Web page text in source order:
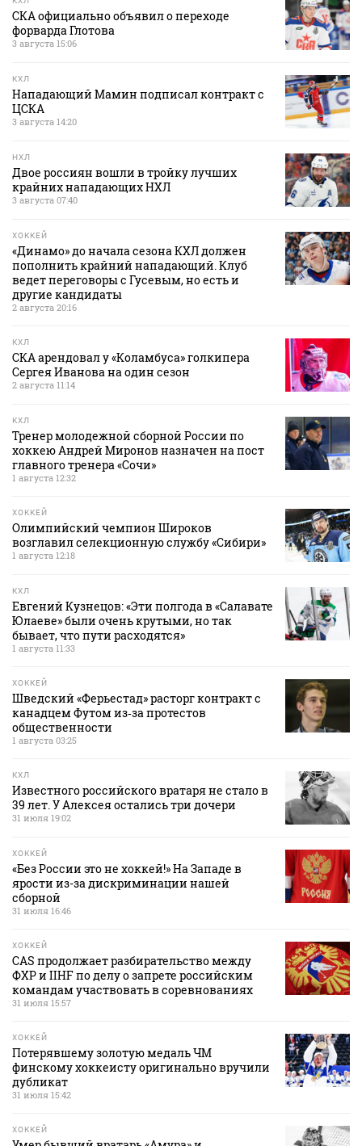
СКА официально объявил о переходе
форварда Глотова
3 августа 15:06
КХЛ
Нападающий Мамин подписал контракт с
ЦСКА
3 августа 14:20
НХЛ
Двое россиян вошли в тройку лучших
крайних нападающих НХЛ
3 августа 07:40
ХОККЕЙ
«Динамо» до начала сезона КХЛ должен
пополнить крайний нападающий. Клуб
ведет переговоры с Гусевым, но есть и
другие кандидаты
2 августа 20:16
КХЛ
СКА арендовал у «Коламбуса» голкипера
Сергея Иванова на один сезон
2 августа 11:14
КХЛ
Тренер молодежной сборной России по
хоккею Андрей Миронов назначен на пост
главного тренера «Сочи»
1 августа 12:32
ХОККЕЙ
Олимпийский чемпион Широков
возглавил селекционную службу «Сибири»
1 августа 12:18
КХЛ
Евгений Кузнецов: «Эти полгода в «Салавате
Юлаеве» были очень крутыми, но так
бывает, что пути расходятся»
1 августа 11:33
ХОККЕЙ
Шведский «Ферьестад» расторг контракт с
канадцем Футом из‑за протестов
общественности
1 августа 03:25
КХЛ
Известного российского вратаря не стало в
39 лет. У Алексея остались три дочери
31 июля 19:02
ХОККЕЙ
«Без России это не хоккей!» На Западе в
ярости из-за дискриминации нашей
сборной
31 июля 16:46
ХОККЕЙ
CAS продолжает разбирательство между
ФХР и IIHF по делу о запрете российским
командам участвовать в соревнованиях
31 июля 15:57
ХОККЕЙ
Потерявшему золотую медаль ЧМ
финскому хоккеисту оригинально вручили
дубликат
31 июля 15:42
ХОККЕЙ